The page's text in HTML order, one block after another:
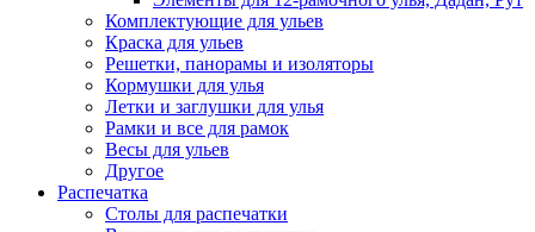
Комплектующие для ульев
Краска для ульев
Решетки, панорамы и изоляторы
Кормушки для улья
Летки и заглушки для улья
Рамки и все для рамок
Весы для ульев
Другое
Распечатка
Столы для распечатки